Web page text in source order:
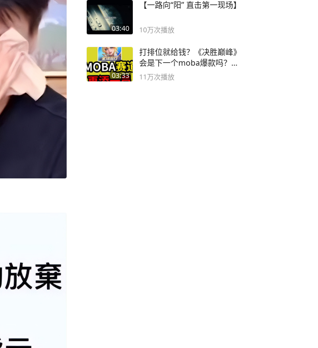
03:40
【一路向“阳” 直击第一现场】
10万次播放
03:33
打排位就给钱？《决胜巅峰》
会是下一个moba爆款吗？#
决胜巅峰
11万次播放